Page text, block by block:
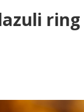
ring